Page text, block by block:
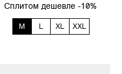
Сплитом дешевле -10%
M L XL XXL